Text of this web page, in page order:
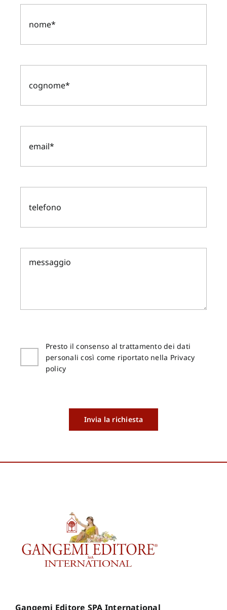
Presto il consenso al trattamento dei dati
personali così come riportato nella Privacy
policy
Invia la richiesta
Gangemi Editore SPA International